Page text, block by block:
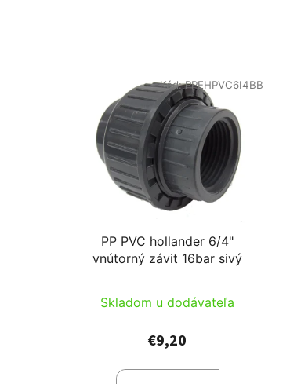
PP PVC hollander 6/4"
vnútorný závit 16bar sivý
Skladom u dodávateľa
€9,20
Kód:PPEHPVC6I4BB